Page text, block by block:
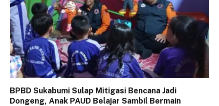
BPBD Sukabumi Sulap Mitigasi Bencana Jadi
Dongeng, Anak PAUD Belajar Sambil Bermain